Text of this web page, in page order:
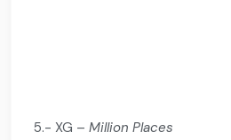
5.- XG –Million Places